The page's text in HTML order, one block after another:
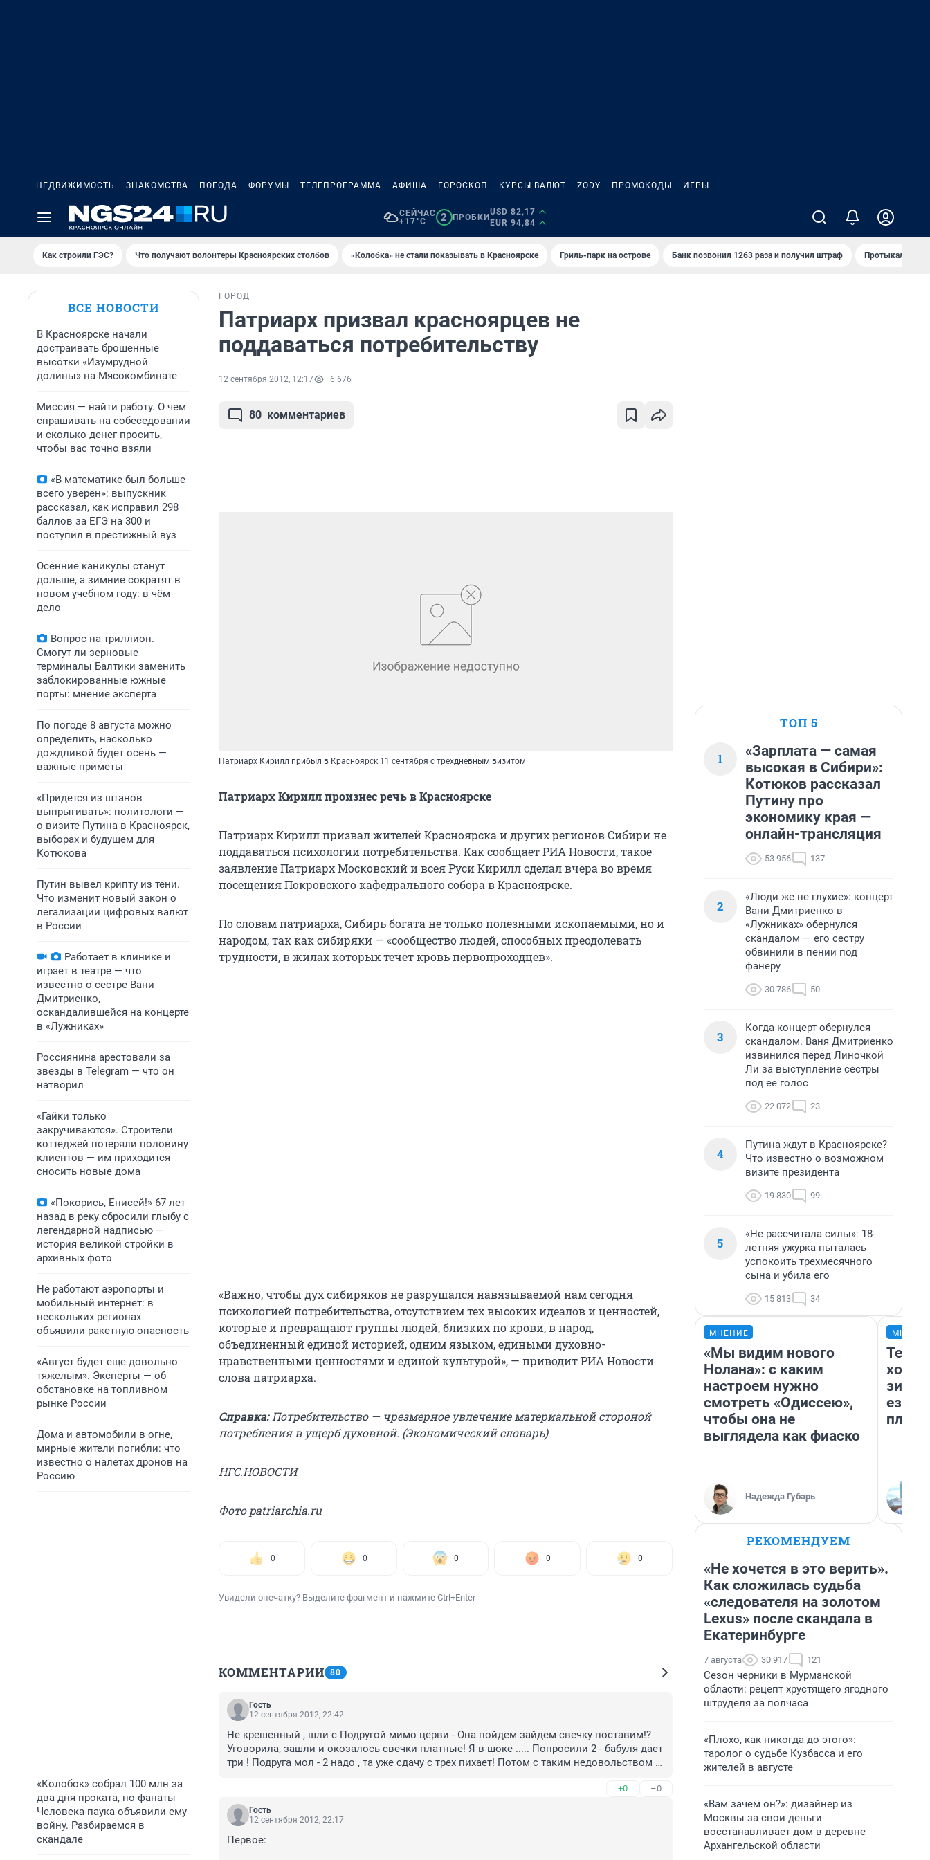
НЕДВИЖИМОСТЬ ЗНАКОМСТВА ПОГОДА ФОРУМЫ ТЕЛЕПРОГРАММА АФИША ГОРОСКОП КУРСЫ ВАЛЮТ ZODY ПРОМОКОДЫ ИГРЫ
СЕЙЧАС
+17°C
2 ПРОБКИ
USD 82,17
EUR 94,84
Как строили ГЭС? Что получают волонтеры Красноярских столбов «Колобка» не стали показывать в Красноярске Гриль-парк на острове Банк позвонил 1263 раза и получил штраф Протыкал
ВСЕ НОВОСТИ
В Красноярске начали
достраивать брошенные
высотки «Изумрудной
долины» на Мясокомбинате
Миссия — найти работу. О чем
спрашивать на собеседовании
и сколько денег просить,
чтобы вас точно взяли
«В математике был больше
всего уверен»: выпускник
рассказал, как исправил 298
баллов за ЕГЭ на 300 и
поступил в престижный вуз
Осенние каникулы станут
дольше, а зимние сократят в
новом учебном году: в чём
дело
Вопрос на триллион.
Смогут ли зерновые
терминалы Балтики заменить
заблокированные южные
порты: мнение эксперта
По погоде 8 августа можно
определить, насколько
дождливой будет осень —
важные приметы
«Придется из штанов
выпрыгивать»: политологи —
о визите Путина в Красноярск,
выборах и будущем для
Котюкова
Путин вывел крипту из тени.
Что изменит новый закон о
легализации цифровых валют
в России
Работает в клинике и
играет в театре — что
известно о сестре Вани
Дмитриенко,
оскандалившейся на концерте
в «Лужниках»
Россиянина арестовали за
звезды в Telegram — что он
натворил
«Гайки только
закручиваются». Строители
коттеджей потеряли половину
клиентов — им приходится
сносить новые дома
«Покорись, Енисей!» 67 лет
назад в реку сбросили глыбу с
легендарной надписью —
история великой стройки в
архивных фото
Не работают аэропорты и
мобильный интернет: в
нескольких регионах
объявили ракетную опасность
«Август будет еще довольно
тяжелым». Эксперты — об
обстановке на топливном
рынке России
Дома и автомобили в огне,
мирные жители погибли: что
известно о налетах дронов на
Россию
«Колобок» собрал 100 млн за
два дня проката, но фанаты
Человека-паука объявили ему
войну. Разбираемся в
скандале
ГОРОД
Патриарх призвал красноярцев не
поддаваться потребительству
12 сентября 2012, 12:17 6 676
80 комментариев
Патриарх Кирилл прибыл в Красноярск 11 сентября с трехдневным визитом
Патриарх Кирилл произнес речь в Красноярске
Патриарх Кирилл призвал жителей Красноярска и других регионов Сибири не
поддаваться психологии потребительства. Как сообщает РИА Новости, такое
заявление Патриарх Московский и всея Руси Кирилл сделал вчера во время
посещения Покровского кафедрального собора в Красноярске.
По словам патриарха, Сибирь богата не только полезными ископаемыми, но и
народом, так как сибиряки — «сообщество людей, способных преодолевать
трудности, в жилах которых течет кровь первопроходцев».
«Важно, чтобы дух сибиряков не разрушался навязываемой нам сегодня
психологией потребительства, отсутствием тех высоких идеалов и ценностей,
которые и превращают группы людей, близких по крови, в народ,
объединенный единой историей, одним языком, едиными духовно-
нравственными ценностями и единой культурой», — приводит РИА Новости
слова патриарха.
Справка:Потребительство — чрезмерное увлечение материальной стороной
потребления в ущерб духовной. (Экономический словарь)
НГС.НОВОСТИ
Фото patriarchia.ru
0 0 0 0 0
Увидели опечатку? Выделите фрагмент и нажмите Ctrl+Enter
КОММЕНТАРИИ 80
Гость
12 сентября 2012, 22:42
Не крешенный , шли с Подругой мимо церви - Она пойдем зайдем свечку поставим!?
Уговорила, зашли и окозалось свечки платные! Я в шоке ..... Попросили 2 - бабуля дает
три ! Подруга мол - 2 надо , та уже сдачу с трех пихает! Потом с таким недовольством
Милые и Добрые а от встречи с такими бабулями - мнение меняется(и глядя на Него
тоже-золотые часы и т.д).Я ему не Верю !!!! Имхо
+0 –0
Гость
12 сентября 2012, 22:17
Первое:
ТОП 5
1
«Зарплата — самая
высокая в Сибири»:
Котюков рассказал
Путину про
экономику края —
онлайн-трансляция
53 956 137
2
«Люди же не глухие»: концерт
Вани Дмитриенко в
«Лужниках» обернулся
скандалом — его сестру
обвинили в пении под
фанеру
30 786 50
3
Когда концерт обернулся
скандалом. Ваня Дмитриенко
извинился перед Линочкой
Ли за выступление сестры
под ее голос
22 072 23
4
Путина ждут в Красноярске?
Что известно о возможном
визите президента
19 830 99
5
«Не рассчитала силы»: 18-
летняя ужурка пыталась
успокоить трехмесячного
сына и убила его
15 813 34
МНЕНИЕ
«Мы видим нового
Нолана»: с каким
настроем нужно
смотреть «Одиссею»,
чтобы она не
выглядела как фиаско
Надежда Губарь
ездит
РЕКОМЕНДУЕМ
«Не хочется в это верить».
Как сложилась судьба
«следователя на золотом
Lexus» после скандала в
Екатеринбурге
7 августа 30 917 121
Сезон черники в Мурманской
области: рецепт хрустящего ягодного
штруделя за полчаса
«Плохо, как никогда до этого»:
таролог о судьбе Кузбасса и его
жителей в августе
«Вам зачем он?»: дизайнер из
Москвы за свои деньги
восстанавливает дом в деревне
Архангельской области